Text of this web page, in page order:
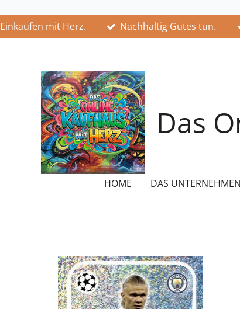
Einkaufen mit Herz. Nachhaltig Gutes tun.
Das
HOME DAS UNTERNEHMEN